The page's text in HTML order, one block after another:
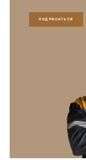
ПОДПИСАТЬСЯ